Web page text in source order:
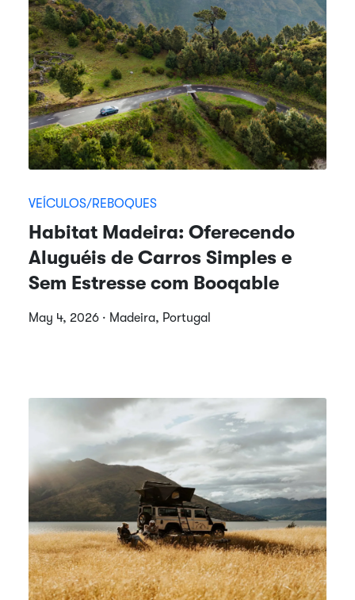
VEÍCULOS/REBOQUES
Habitat Madeira: Oferecendo
Aluguéis de Carros Simples e
Sem Estresse com Booqable
May 4, 2026 · Madeira, Portugal